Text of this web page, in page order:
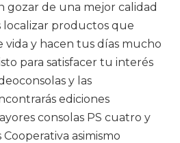
gozar de una mejor calidad
localizar productos que
vida y hacen tus días mucho
para satisfacer tu interés
y las
ediciones
consolas PS cuatro y
asimismo